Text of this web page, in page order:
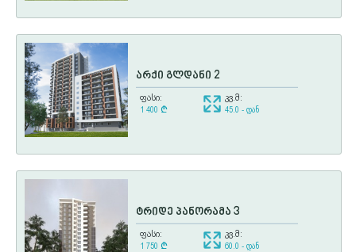
არქი გლდანი 2
ფასი:
1 400 ¢
კვ.მ:
45.0 - დან
ტრიდე პანორამა 3
ფასი:
1 750 ¢
კვ.მ:
60.0 - დან